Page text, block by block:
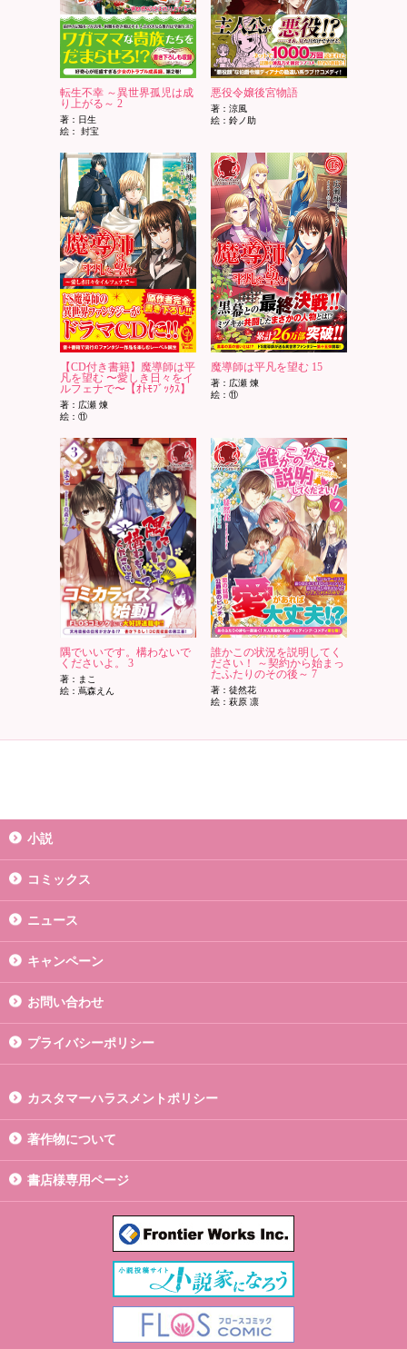
転生不幸 ～異世界孤児は成
り上がる～ 2
著：日生
絵： 封宝
悪役令嬢後宮物語
著：涼風
絵：鈴ノ助
【CD付き書籍】魔導師は平
凡を望む 〜愛しき日々をイ
ルフェナで〜【ｵﾄﾓﾌﾞｯｸｽ】
著：広瀬 煉
絵：⑪
魔導師は平凡を望む 15
著：広瀬 煉
絵：⑪
隅でいいです。構わないで
くださいよ。 3
著：まこ
絵：蔦森えん
誰かこの状況を説明してく
ださい！ ～契約から始まっ
たふたりのその後～ 7
著：徒然花
絵：萩原 凛
小説
コミックス
ニュース
キャンペーン
お問い合わせ
プライバシーポリシー
カスタマーハラスメントポリシー
著作物について
書店様専用ページ